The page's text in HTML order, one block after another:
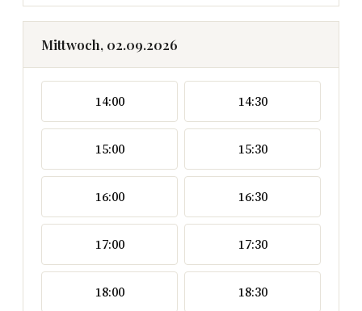
Mittwoch, 02.09.2026
14:00 14:30
15:00 15:30
16:00 16:30
17:00 17:30
18:00 18:30